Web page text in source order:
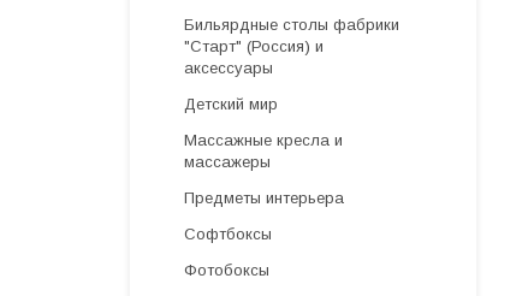
Бильярдные столы фабрики
"Cтарт" (Россия) и
аксессуары
Детский мир
Массажные кресла и
массажеры
Предметы интерьера
Софтбоксы
Фотобоксы